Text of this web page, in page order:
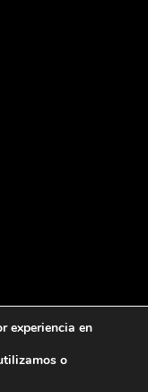
Derechos
experiencia en
o